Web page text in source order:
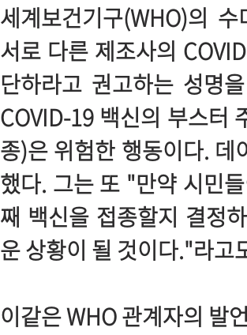
세계보건기구(WHO)의
서로 다른 제조사의
단하라고 권고하는 성명
COVID-19 백신의 부스터
종)은 위험한 행동이다. 데
했다. 그는 또 "만약 시민
째 백신을 접종할지 결정
운 상황이 될 것이다."라고
이같은 WHO 관계자의 발